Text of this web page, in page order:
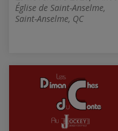
Église de Saint-Anselme,
Saint-Anselme, QC